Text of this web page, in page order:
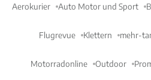
Aerokurier Auto Motor und Sport
Flugrevue Klettern mehr-
Motorradonline Outdoor